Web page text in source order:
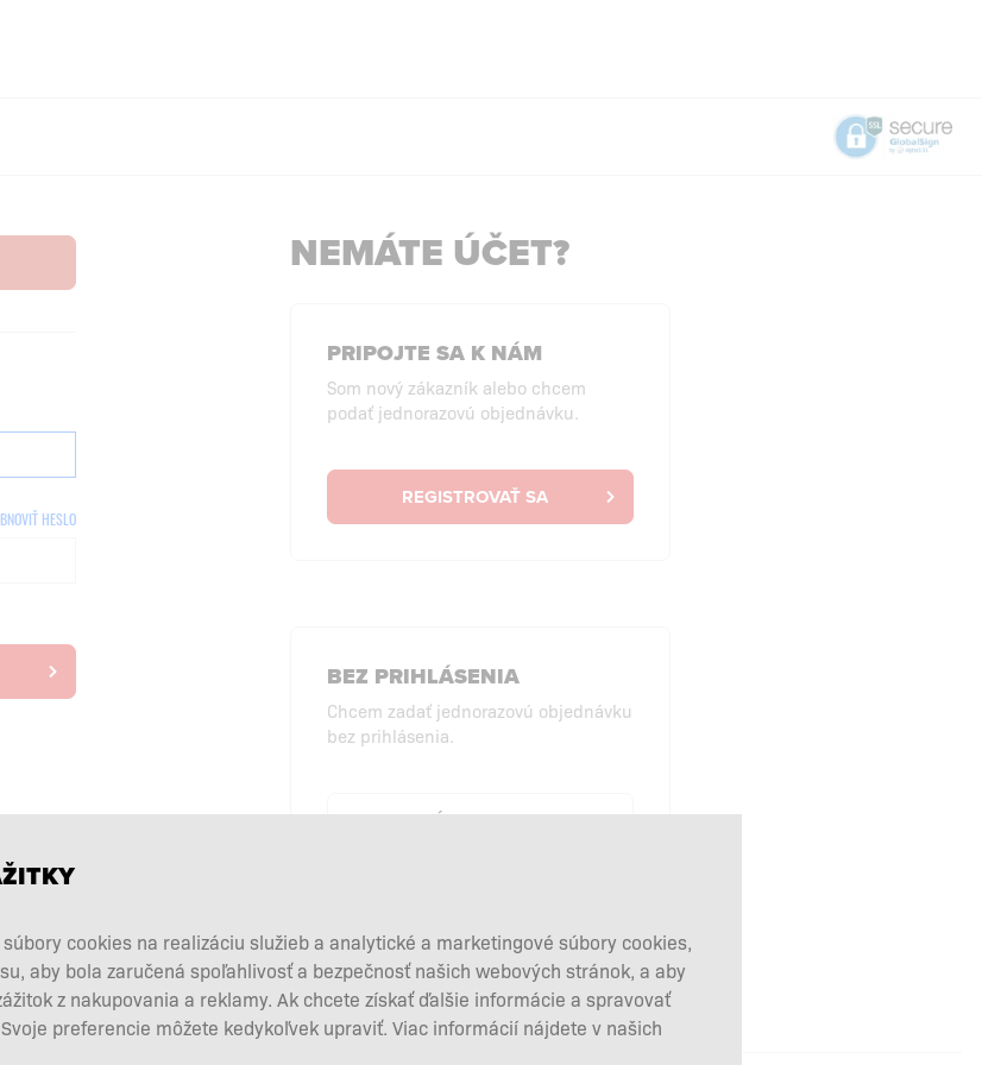
HESLO
NEMÁTE ÚČET?
PRIPOJTE SA K NÁM
Som nový zákazník alebo chcem
podať jednorazovú objednávku.
REGISTROVAŤ SA
BEZ PRIHLÁSENIA
Chcem zadať jednorazovú objednávku
bez prihlásenia.
NÁKUPY BEZ
cookies na realizáciu služieb a analytické a marketingové súbory cookies,
aby bola zaručená spoľahlivosť a bezpečnosť našich webových stránok, a aby
z nakupovania a reklamy. Ak chcete získať ďalšie informácie a spravovať
preferencie môžete kedykoľvek upraviť. Viac informácií nájdete v našich